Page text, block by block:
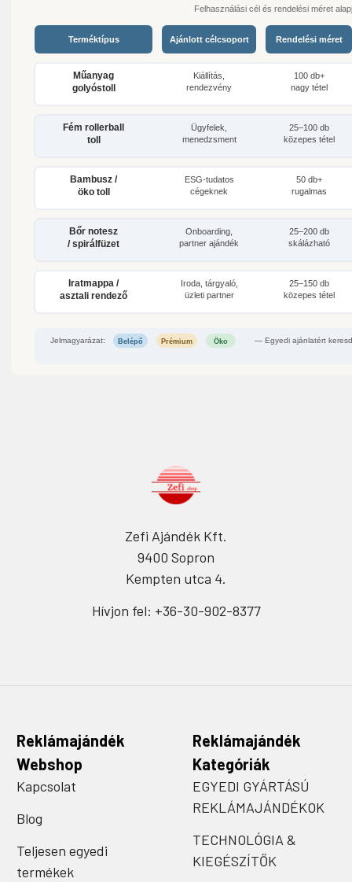
Felhasználási cél és rendelési méret
Terméktípus Ajánlott célcsoport Rendelési méret
Műanyag
golyóstoll
Kiállítás,
rendezvény
100 db+
nagy tétel
Fém rollerball
toll
Ügyfelek,
menedzsment
25–100 db
közepes tétel
Bambusz /
öko toll
ESG-tudatos
cégeknek
50 db+
rugalmas
Bőr notesz
/ spirálfüzet
Onboarding,
partner ajándék
25–200 db
skálázható
Iratmappa /
asztali rendező
Iroda, tárgyaló,
üzleti partner
25–150 db
közepes tétel
Jelmagyarázat: Belépő Prémium Öko — Egyedi ajánlatért
Zefi Ajándék Kft.
9400 Sopron
Kempten utca 4.
Hívjon fel: +36-30-902-8377
Reklámajándék
Webshop
Kapcsolat
Blog
Teljesen egyedi
termékek
Reklámajándék
Kategóriák
EGYEDI GYÁRTÁSÚ
REKLÁMAJÁNDÉKOK
TECHNOLÓGIA &
KIEGÉSZÍTŐK